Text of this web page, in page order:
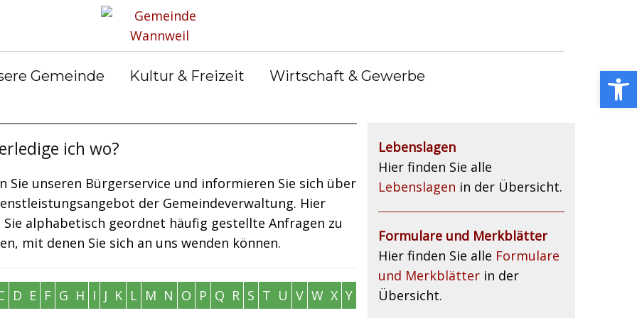
Gemeinde Kultur & Freizeit Wirtschaft & Gewerbe
Gemeinderat
Wahlen Notdienste Kummerkasten
ich wo?
Sie unseren Bürgerservice und informieren Sie sich über
der Gemeindeverwaltung. Hier
Sie alphabetisch geordnet häufig gestellte Anfragen zu
mit denen Sie sich an uns wenden können.
D E F G H I J K L M N O P Q R S T U V W X Y
Lebenslagen
Hier finden Sie alle
Lebenslagen in der Übersicht.
Formulare und Merkblätter
Hier finden Sie alle Formulare
und Merkblätterin der
Übersicht.
Open toolbar